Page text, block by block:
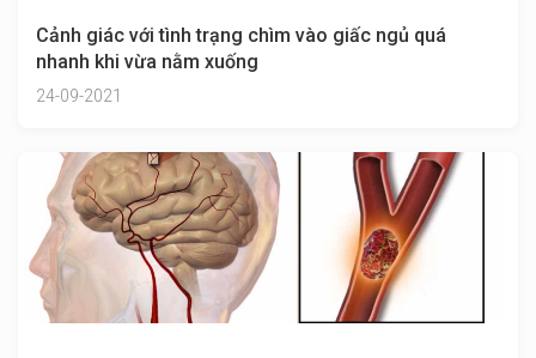
Cảnh giác với tình trạng chìm vào giấc ngủ quá
nhanh khi vừa nằm xuống
24-09-2021